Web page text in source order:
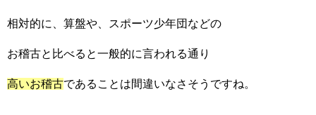
相対的に、算盤や、スポーツ少年団などの
お稽古と比べると一般的に言われる通り
高いお稽古であることは間違いなさそうですね。